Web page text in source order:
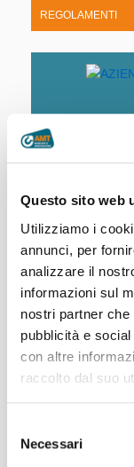
Questo sito web
Utilizziamo i
annunci, per
analizzare il
informazioni sul
nostri partner
pubblicità e
con altre
raccolto dal suo
delNecessari
REGOLAMENTI
Home | Siti
www.cdp-amt.it